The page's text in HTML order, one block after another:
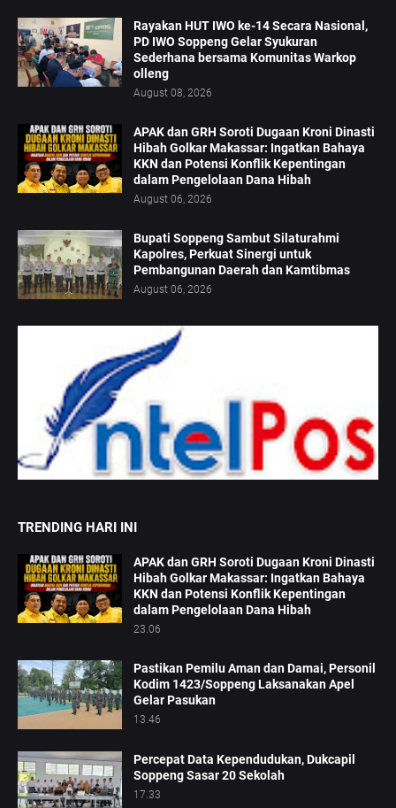
Rayakan HUT IWO ke-14 Secara Nasional,
PD IWO Soppeng Gelar Syukuran
Sederhana bersama Komunitas Warkop
olleng
August 08, 2026
APAK dan GRH Soroti Dugaan Kroni Dinasti
Hibah Golkar Makassar: Ingatkan Bahaya
KKN dan Potensi Konflik Kepentingan
dalam Pengelolaan Dana Hibah
August 06, 2026
Bupati Soppeng Sambut Silaturahmi
Kapolres, Perkuat Sinergi untuk
Pembangunan Daerah dan Kamtibmas
August 06, 2026
TRENDING HARI INI
APAK dan GRH Soroti Dugaan Kroni Dinasti
Hibah Golkar Makassar: Ingatkan Bahaya
KKN dan Potensi Konflik Kepentingan
dalam Pengelolaan Dana Hibah
23.06
Pastikan Pemilu Aman dan Damai, Personil
Kodim 1423/Soppeng Laksanakan Apel
Gelar Pasukan
13.46
Percepat Data Kependudukan, Dukcapil
Soppeng Sasar 20 Sekolah
17.33